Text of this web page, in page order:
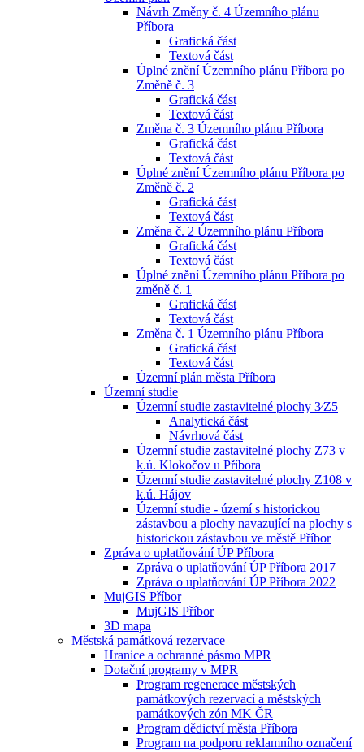
Návrh Změny č. 4 Územního plánu
Příbora
Grafická část
Textová část
Úplné znění Územního plánu Příbora po
Změně č. 3
Grafická část
Textová část
Změna č. 3 Územního plánu Příbora
Grafická část
Textová část
Úplné znění Územního plánu Příbora po
Změně č. 2
Grafická část
Textová část
Změna č. 2 Územního plánu Příbora
Grafická část
Textová část
Úplné znění Územního plánu Příbora po
změně č. 1
Grafická část
Textová část
Změna č. 1 Územního plánu Příbora
Grafická část
Textová část
Územní plán města Příbora
Územní studie
Územní studie zastavitelné plochy 3⁄Z5
Analytická část
Návrhová část
Územní studie zastavitelné plochy Z73 v
k.ú. Klokočov u Příbora
Územní studie zastavitelné plochy Z108 v
k.ú. Hájov
Územní studie - území s historickou
zástavbou a plochy navazující na plochy s
historickou zástavbou ve městě Příbor
Zpráva o uplatňování ÚP Příbora
Zpráva o uplatňování ÚP Příbora 2017
Zpráva o uplatňování ÚP Příbora 2022
MujGIS Příbor
MujGIS Příbor
3D mapa
Městská památková rezervace
Hranice a ochranné pásmo MPR
Dotační programy v MPR
Program regenerace městských
památkových rezervací a městských
památkových zón MK ČR
Program dědictví města Příbora
Program na podporu reklamního označení